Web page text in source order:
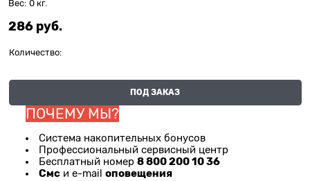
Вес: 0 кг.
286 руб.
Количество:
ПОД ЗАКАЗ
ПОЧЕМУ МЫ?
Система накопительных бонусов
Профессиональный сервисный центр
Бесплатный номер 8 800 200 10 36
Смс и e-mail оповещения